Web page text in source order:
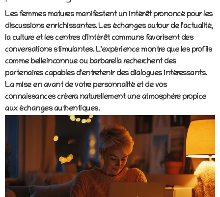
Les femmes matures manifestent un intérêt prononcé pour les
discussions enrichissantes. Les échanges autour de l’actualité,
la culture et les centres d’intérêt communs favorisent des
conversations stimulantes. L’expérience montre que les profils
comme belleinconnue ou barbarella recherchent des
partenaires capables d’entretenir des dialogues intéressants.
La mise en avant de votre personnalité et de vos
connaissances créera naturellement une atmosphère propice
aux échanges authentiques.